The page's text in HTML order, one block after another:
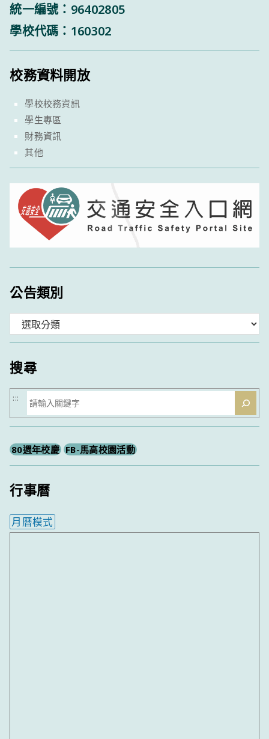
統一編號：96402805
學校代碼：160302
校務資料開放
學校校務資訊
學生專區
財務資訊
其他
公告類別
類
搜尋
搜
尋
:::
80週年校慶 FB-馬高校園活動
行事曆
月曆模式